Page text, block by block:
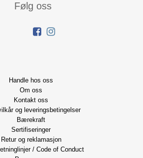
Følg oss
Handle hos oss
Om oss
Kontakt oss
og leveringsbetingelser
Bærekraft
Sertifiseringer
Retur og reklamasjon
/ Code of Conduct